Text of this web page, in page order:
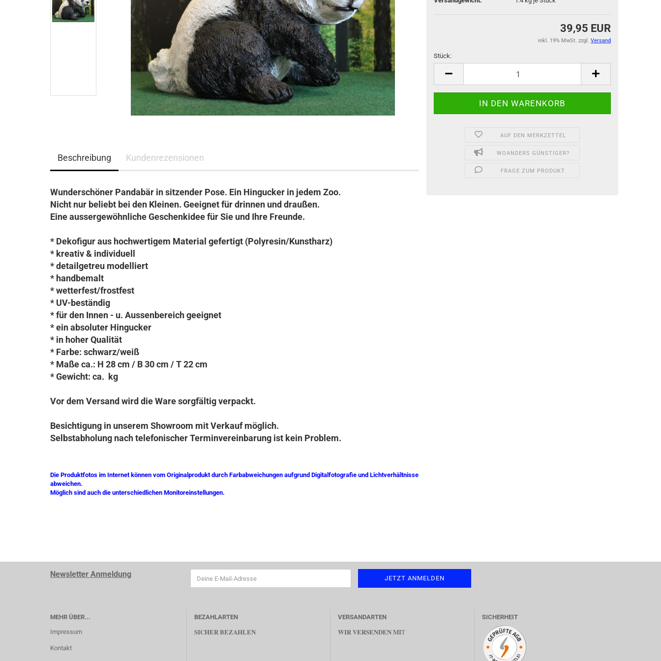
39,95 EUR
inkl. 19% MwSt. zzgl. Versand
Stück:
Stück
AUF DEN MERKZETTEL
WOANDERS GÜNSTIGER?
FRAGE ZUM PRODUKT
Beschreibung Kundenrezensionen
Wunderschöner Pandabär in sitzender Pose. Ein Hingucker in jedem Zoo.
Nicht nur beliebt bei den Kleinen. Geeignet für drinnen und draußen.
Eine aussergewöhnliche Geschenkidee für Sie und Ihre Freunde.
* Dekofigur aus hochwertigem Material gefertigt (Polyresin/Kunstharz)
* kreativ & individuell
* detailgetreu modelliert
* handbemalt
* wetterfest/frostfest
* UV-beständig
* für den Innen - u. Aussenbereich geeignet
* ein absoluter Hingucker
* in hoher Qualität
* Farbe: schwarz/weiß
* Maße ca.: H 28 cm / B 30 cm / T 22 cm
* Gewicht: ca. kg
Vor dem Versand wird die Ware sorgfältig verpackt.
Besichtigung in unserem Showroom mit Verkauf möglich.
Selbstabholung nach telefonischer Terminvereinbarung ist kein Problem.
Die Produktfotos im Internet können vom Originalprodukt durch Farbabweichungen aufgrund Digitalfotografie und Lichtverhältnisse
abweichen.
Möglich sind auch die unterschiedlichen Monitoreinstellungen.
Newsletter Anmeldung
MEHR ÜBER...
Impressum
Kontakt
BEZAHLARTEN
SICHER BEZAHLEN
VERSANDARTEN
WIR VERSENDEN MIT
SICHERHEIT